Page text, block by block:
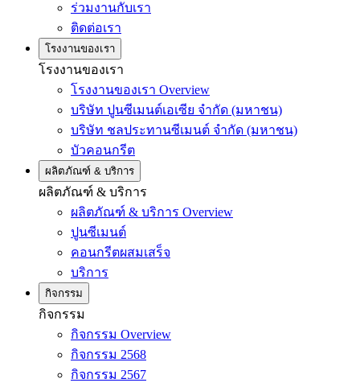
ร่วมงานกับเรา
ติดต่อเรา
โรงงานของเรา
โรงงานของเรา
โรงงานของเรา Overview
บริษัท ปูนซีเมนต์เอเซีย จำกัด (มหาชน)
บริษัท ชลประทานซีเมนต์ จำกัด (มหาชน)
บัวคอนกรีต
ผลิตภัณฑ์ & บริการ
ผลิตภัณฑ์ & บริการ
ผลิตภัณฑ์ & บริการ Overview
ปูนซีเมนต์
คอนกรีตผสมเสร็จ
บริการ
กิจกรรม
กิจกรรม
กิจกรรม Overview
กิจกรรม 2568
กิจกรรม 2567